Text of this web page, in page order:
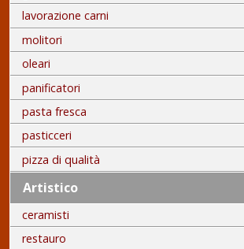
lavorazione carni
molitori
oleari
panificatori
pasta fresca
pasticceri
pizza di qualità
Artistico
ceramisti
restauro